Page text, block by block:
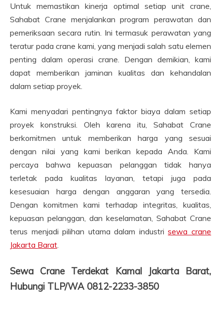
Untuk memastikan kinerja optimal setiap unit crane,
Sahabat Crane menjalankan program perawatan dan
pemeriksaan secara rutin. Ini termasuk perawatan yang
teratur pada crane kami, yang menjadi salah satu elemen
penting dalam operasi crane. Dengan demikian, kami
dapat memberikan jaminan kualitas dan kehandalan
dalam setiap proyek.
Kami menyadari pentingnya faktor biaya dalam setiap
proyek konstruksi. Oleh karena itu, Sahabat Crane
berkomitmen untuk memberikan harga yang sesuai
dengan nilai yang kami berikan kepada Anda. Kami
percaya bahwa kepuasan pelanggan tidak hanya
terletak pada kualitas layanan, tetapi juga pada
kesesuaian harga dengan anggaran yang tersedia.
Dengan komitmen kami terhadap integritas, kualitas,
kepuasan pelanggan, dan keselamatan, Sahabat Crane
terus menjadi pilihan utama dalam industrisewa crane
Jakarta Barat
Sewa Crane Terdekat Kamal Jakarta Barat,
Hubungi TLP/WA 0812-2233-3850